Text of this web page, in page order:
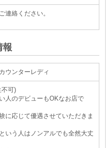
連絡ください。
報
ウンターレディ
不可)
人のデビューもOKなお店で
に応じて優遇させていただきま
いう人はノンアルでも全然大丈